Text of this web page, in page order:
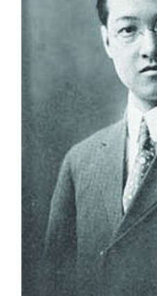
信息化服务
三创大赛
实用信息
总会简介
会长致辞
总会章程
理事会名单
制度法规
联系我们
关闭